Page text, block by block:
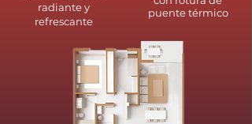
radiante y
refrescante
puente térmico